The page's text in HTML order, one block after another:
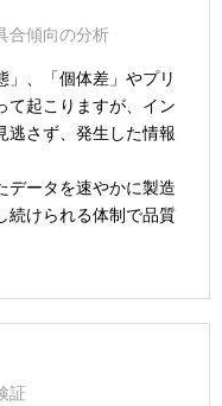
合傾向の分析
」、「個体差」やプリ
て起こりますが、イン
逃さず、発生した情報
データを速やかに製造
続けられる体制で品質
証